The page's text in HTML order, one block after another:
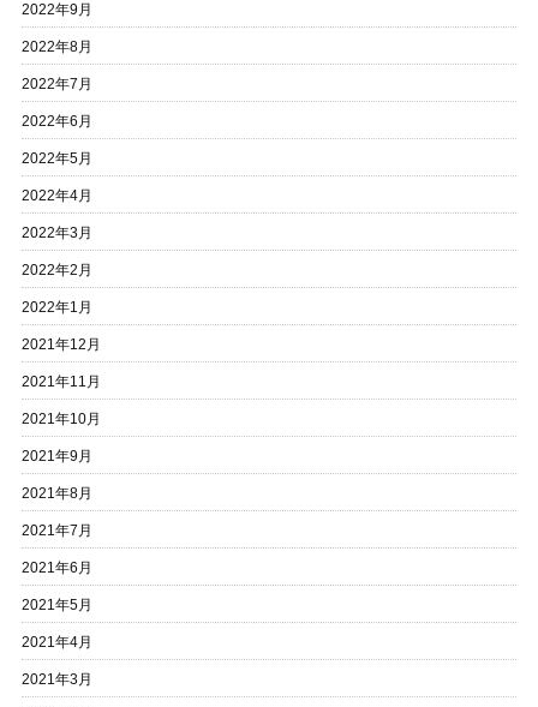
2022年9月
2022年8月
2022年7月
2022年6月
2022年5月
2022年4月
2022年3月
2022年2月
2022年1月
2021年12月
2021年11月
2021年10月
2021年9月
2021年8月
2021年7月
2021年6月
2021年5月
2021年4月
2021年3月